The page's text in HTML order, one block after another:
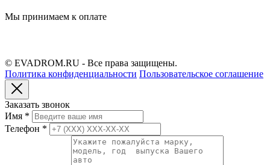
Мы принимаем к оплате
© EVADROM.RU - Все права защищены.
Политика конфиденциальности Пользовательское соглашение
Заказать звонок
Имя *
Телефон *